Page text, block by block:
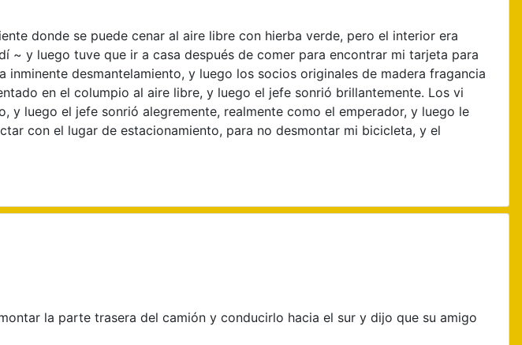
donde se puede cenar al aire libre con hierba verde, pero el interior era
y luego tuve que ir a casa después de comer para encontrar mi tarjeta para
desmantelamiento, y luego los socios originales de madera fragancia
en el columpio al aire libre, y luego el jefe sonrió brillantemente. Los vi
luego el jefe sonrió alegremente, realmente como el emperador, y luego le
con el lugar de estacionamiento, para no desmontar mi bicicleta, y el
la parte trasera del camión y conducirlo hacia el sur y dijo que su amigo